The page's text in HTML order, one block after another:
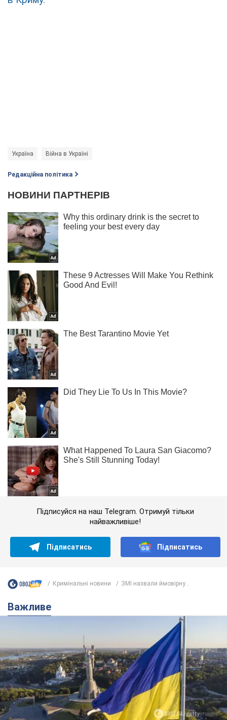
Україна Війна в Україні
Редакційна політика
Підписуйся на наш Telegram. Отримуй тільки
найважливіше!
Підписатись Підписатись
Кримінальні новини ЗМІ назвали ймовірну...
Важливе